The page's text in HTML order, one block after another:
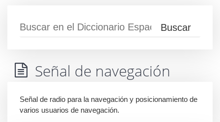
Señal de navegación
Señal de radio para la navegación y posicionamiento de
varios usuarios de navegación.